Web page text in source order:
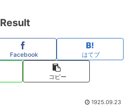
Facebook はてブ
コピー
1925.09.23